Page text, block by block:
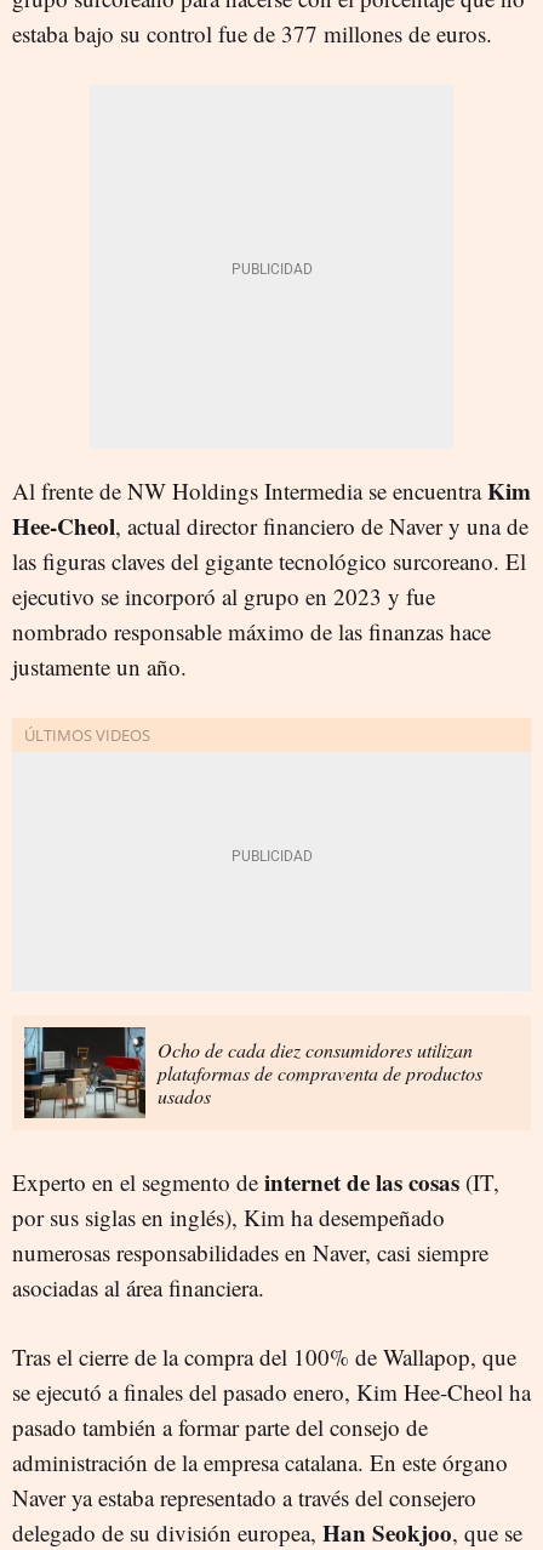
estaba bajo su control fue de 377 millones de euros.
Al frente de NW Holdings Intermedia se encuentraKim
Hee-Cheol, actual director financiero de Naver y una de
las figuras claves del gigante tecnológico surcoreano. El
ejecutivo se incorporó al grupo en 2023 y fue
nombrado responsable máximo de las finanzas hace
justamente un año.
Ocho de cada diez consumidores utilizan
plataformas de compraventa de productos
usados
Experto en el segmento de internet de las cosas (IT,
por sus siglas en inglés), Kim ha desempeñado
numerosas responsabilidades en Naver, casi siempre
asociadas al área financiera.
Tras el cierre de la compra del 100% de Wallapop, que
se ejecutó a finales del pasado enero, Kim Hee-Cheol ha
pasado también a formar parte del consejo de
administración de la empresa catalana. En este órgano
Naver ya estaba representado a través del consejero
delegado de su división europea, Han Seokjoo, que se